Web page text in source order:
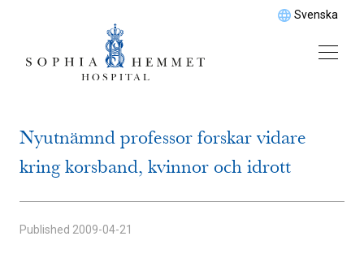
Svenska
Nyutnämnd professor forskar vidare
kring korsband, kvinnor och idrott
Published 2009-04-21